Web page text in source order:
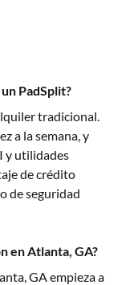
PadSplit?
tradicional.
a la semana, y
y utilidades
de crédito
de seguridad
en Atlanta, GA?
GAempieza a